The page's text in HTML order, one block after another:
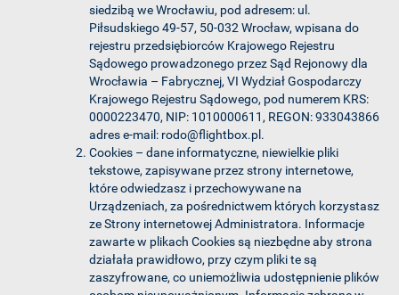
siedzibą we Wrocławiu, pod adresem: ul.
Piłsudskiego 49-57, 50-032 Wrocław, wpisana do
rejestru przedsiębiorców Krajowego Rejestru
Sądowego prowadzonego przez Sąd Rejonowy dla
Wrocławia – Fabrycznej, VI Wydział Gospodarczy
Krajowego Rejestru Sądowego, pod numerem KRS:
0000223470, NIP: 1010000611, REGON: 933043866
adres e-mail: rodo@flightbox.pl.
Cookies – dane informatyczne, niewielkie pliki
tekstowe, zapisywane przez strony internetowe,
które odwiedzasz i przechowywane na
Urządzeniach, za pośrednictwem których korzystasz
ze Strony internetowej Administratora. Informacje
zawarte w plikach Cookies są niezbędne aby strona
działała prawidłowo, przy czym pliki te są
zaszyfrowane, co uniemożliwia udostępnienie plików